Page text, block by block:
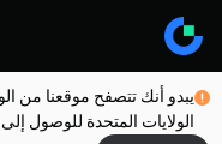
يبدو أنك تتصفح موقعنا من
الولايات المتحدة للوصول